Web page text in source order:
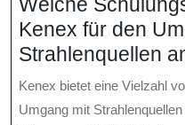
Welche
Kenex für den
Strahlenquellen
Kenex bietet eine Vielzahl
Umgang mit